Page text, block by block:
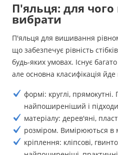
П'яльця: для чого
вибрати
П'яльця для вишивання
що забезпечує рівність
будь-яких умовах. Існує
але основна класифікація йде
формі: круглі,
найпоширеніший і
матеріалу: дерев'яні,
розміром. Вимірюються в
кріплення: кліпсові,